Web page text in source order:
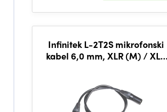
Infinitek L-2T2S mikrofonski
kabel 6,0 mm, XLR (M) / XLR